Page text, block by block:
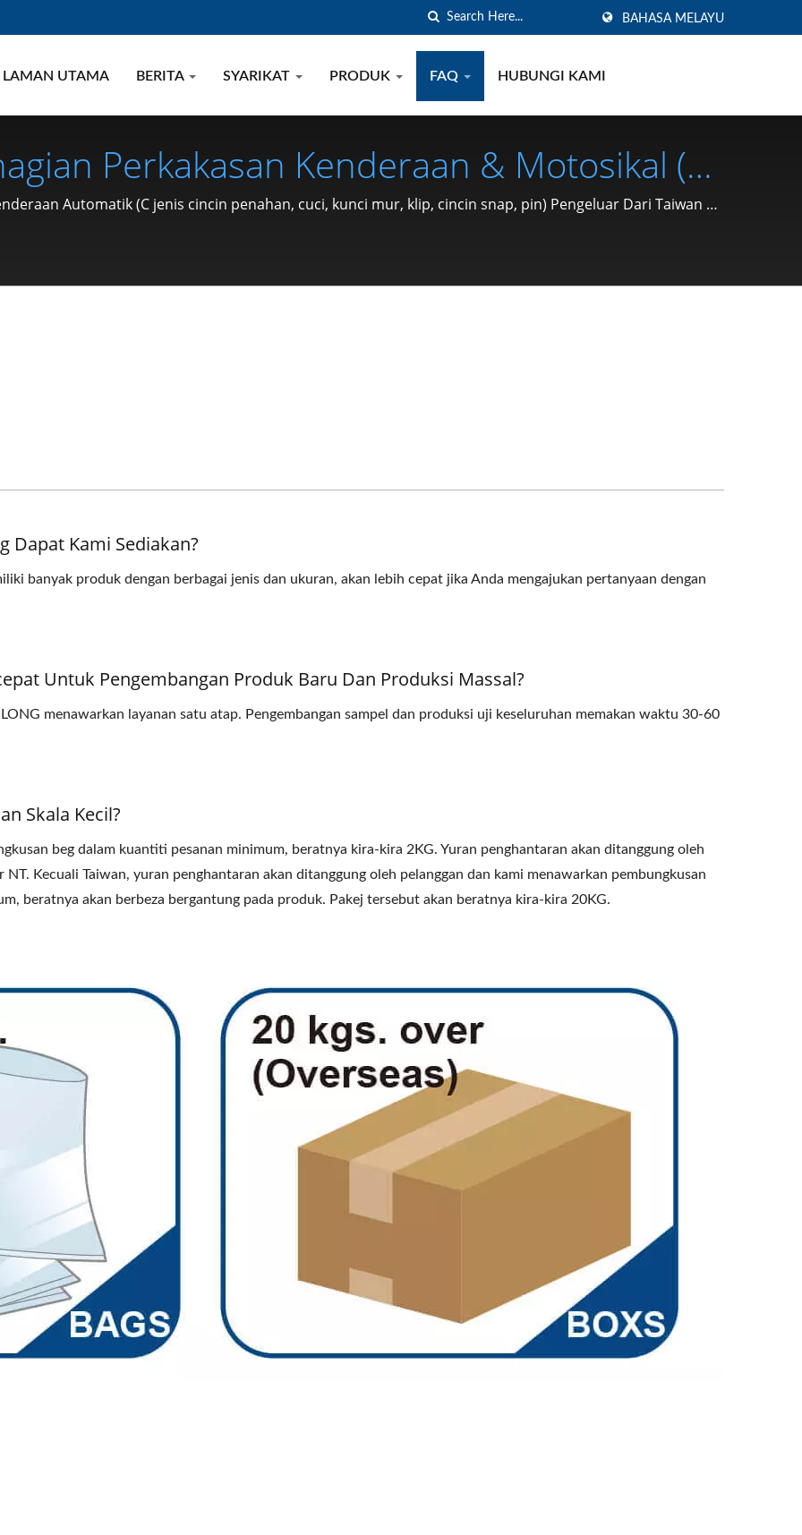
BAHASA MELAYU
LAMAN UTAMA BERITA SYARIKAT PRODUK FAQ HUBUNGI KAMI
Perkakasan Kenderaan & Motosikal (C
Cuci, Nut Kunci, Klip, Cincin Snap, Pin)
Automatik (C jenis cincin penahan, cuci, kunci mur, klip, cincin snap, pin) Pengeluar Dari Taiwan |
Dapat Kami Sediakan?
banyak produk dengan berbagai jenis dan ukuran, akan lebih cepat jika Anda mengajukan pertanyaan dengan
Untuk Pengembangan Produk Baru Dan Produksi Massal?
menawarkan layanan satu atap. Pengembangan sampel dan produksi uji keseluruhan memakan waktu 30-60
Skala Kecil?
beg dalam kuantiti pesanan minimum, beratnya kira-kira 2KG. Yuran penghantaran akan ditanggung oleh
Kecuali Taiwan, yuran penghantaran akan ditanggung oleh pelanggan dan kami menawarkan pembungkusan
beratnya akan berbeza bergantung pada produk. Pakej tersebut akan beratnya kira-kira 20KG.